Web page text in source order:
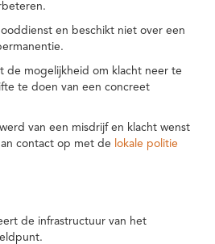
en beschikt niet over een
de mogelijkheid om klacht neer te
te doen van een concreet
van een misdrijf en klacht wenst
contact op met de lokale politie
de infrastructuur van het